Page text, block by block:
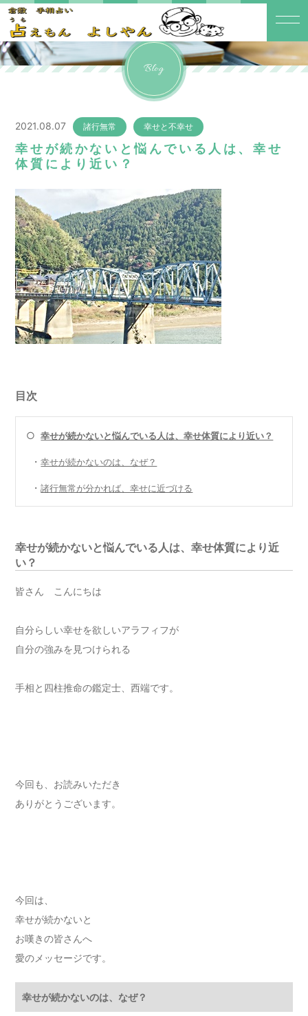
Blog
2021.08.07 諸行無常 幸せと不幸せ
幸せが続かないと悩んでいる人は、幸せ
体質により近い？
目次
○幸せが続かないと悩んでいる人は、幸せ体質により近い？
・幸せが続かないのは、なぜ？
・諸行無常が分かれば、幸せに近づける
幸せが続かないと悩んでいる人は、幸せ体質により近
い？
皆さん こんにちは
自分らしい幸せを欲しいアラフィフが
自分の強みを見つけられる
手相と四柱推命の鑑定士、西端です。
今回も、お読みいただき
ありがとうございます。
今回は、
幸せが続かないと
お嘆きの皆さんへ
愛のメッセージです。
幸せが続かないのは、なぜ？